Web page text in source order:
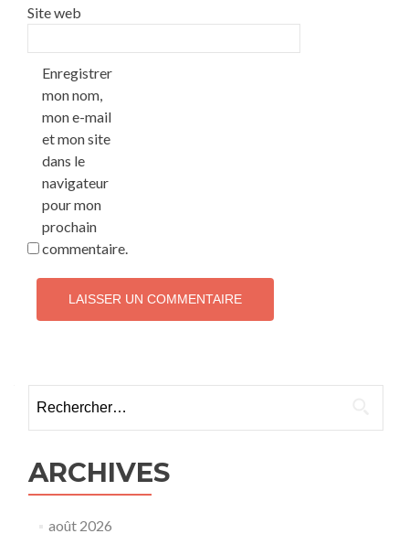
Site web
Enregistrer
mon nom,
mon e-mail
et mon site
dans le
navigateur
pour mon
prochain
commentaire.
ARCHIVES
août 2026